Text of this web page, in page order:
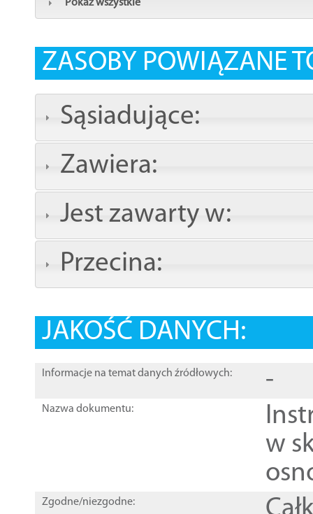
Pokaż wszystkie
ZASOBY POWIĄZANE
Sąsiadujące:
Zawiera:
Jest zawarty w:
Przecina:
JAKOŚĆ DANYCH:
Informacje na temat danych źródłowych: -
Nazwa dokumentu:
w
Zgodne/niezgodne: